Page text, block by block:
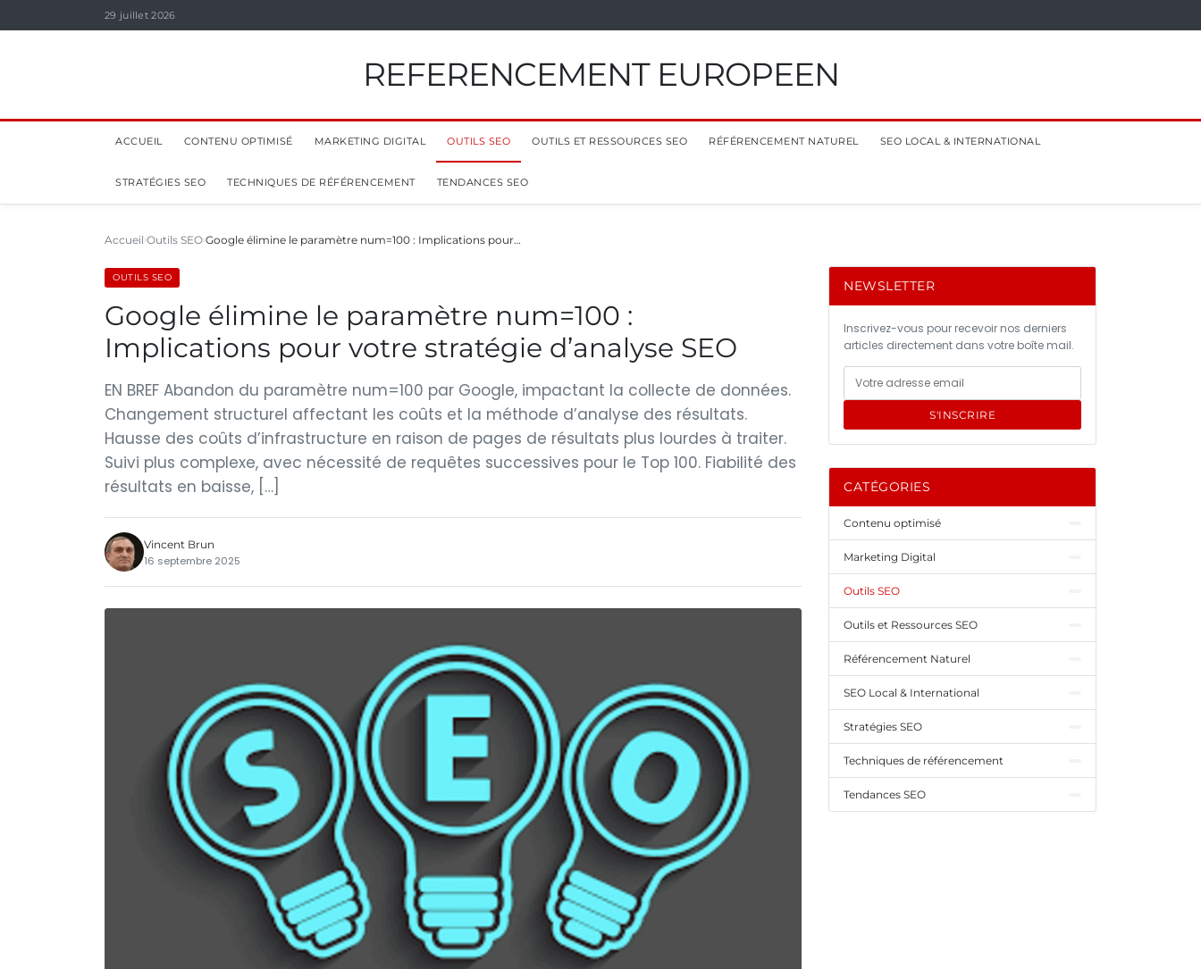
29 juillet 2026
REFERENCEMENT EUROPEEN
ACCUEIL CONTENU OPTIMISÉ MARKETING DIGITAL OUTILS SEO OUTILS ET RESSOURCES SEO RÉFÉRENCEMENT NATUREL SEO LOCAL & INTERNATIONAL
STRATÉGIES SEO TECHNIQUES DE RÉFÉRENCEMENT TENDANCES SEO
Accueil Outils SEO Google élimine le paramètre num=100 : Implications pour…
OUTILS SEO
Google élimine le paramètre num=100 :
Implications pour votre stratégie d’analyse SEO
EN BREF Abandon du paramètre num=100 par Google, impactant la collecte de données.
Changement structurel affectant les coûts et la méthode d’analyse des résultats.
Hausse des coûts d’infrastructure en raison de pages de résultats plus lourdes à traiter.
Suivi plus complexe, avec nécessité de requêtes successives pour le Top 100. Fiabilité des
résultats en baisse, […]
Vincent Brun
16 septembre 2025
NEWSLETTER
Inscrivez-vous pour recevoir nos derniers
articles directement dans votre boîte mail.
S'INSCRIRE
CATÉGORIES
Contenu optimisé
Marketing Digital
Outils SEO
Outils et Ressources SEO
Référencement Naturel
SEO Local & International
Stratégies SEO
Techniques de référencement
Tendances SEO